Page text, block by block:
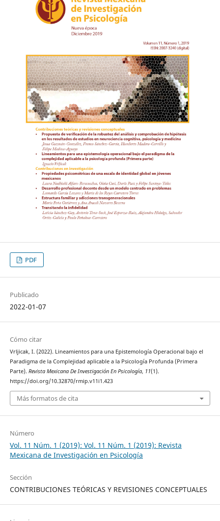
PDF
Publicado
2022-01-07
Cómo citar
Vrljicak, I. (2022). Lineamientos para una Epistemología Operacional bajo el
Paradigma de la Complejidad aplicable a la Psicología Profunda (Primera
Parte). Revista Mexicana De Investigación En Psicología, 11(1).
https://doi.org/10.32870/rmip.v11i1.423
Más formatos de cita
Número
Vol. 11 Núm. 1 (2019): Vol. 11 Núm. 1 (2019): Revista
Mexicana de Investigación en Psicología
Sección
CONTRIBUCIONES TEÓRICAS Y REVISIONES CONCEPTUALES